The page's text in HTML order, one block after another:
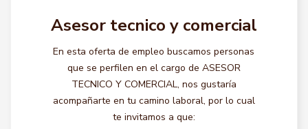
Asesor tecnico y comercial
En esta oferta de empleo buscamos personas
que se perfilen en el cargo de ASESOR
TECNICO Y COMERCIAL, nos gustaría
acompañarte en tu camino laboral, por lo cual
te invitamos a que: